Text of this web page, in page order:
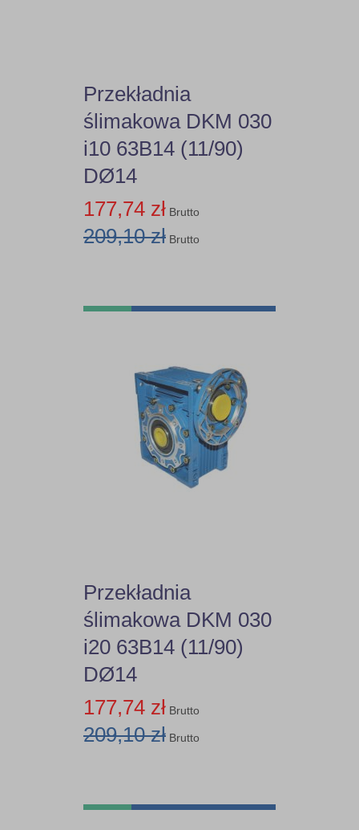
Przekładnia
ślimakowa DKM 030
i10 63B14 (11/90)
DØ14
177,74 zł Brutto
209,10 zł Brutto
Przekładnia
ślimakowa DKM 030
i20 63B14 (11/90)
DØ14
177,74 zł Brutto
209,10 zł Brutto